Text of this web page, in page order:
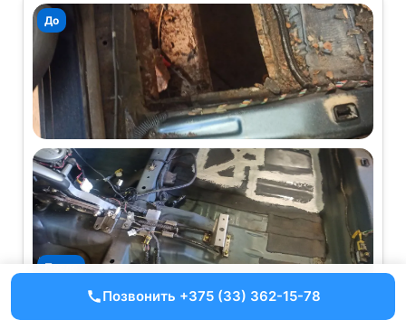
Honda CivicПозвонить +375 (33) 362-15-78